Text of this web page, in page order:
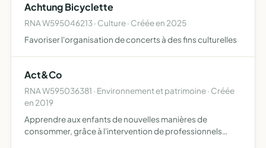
Achtung Bicyclette
RNA W595046213 · Culture · Créée en 2025
Favoriser l'organisation de concerts à des fins culturelles
Act&Co
RNA W595036381 · Environnement et patrimoine · Créée
en 2019
Apprendre aux enfants de nouvelles manières de
consommer, grâce à l'intervention de professionnels